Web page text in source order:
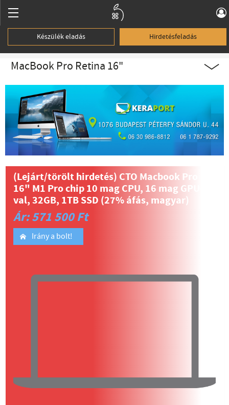
Készülék eladás Hirdetésfeladás
MacBook Pro Retina 16"
(Lejárt/törölt hirdetés) CTO Macbook Pro
16" M1 Pro chip 10 mag CPU, 16 mag GPU-
val, 32GB, 1TB SSD (27% áfás, magyar)
Ár: 571 500 Ft
Irány a bolt!